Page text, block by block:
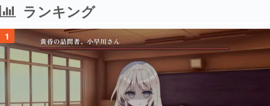
ランキング
1